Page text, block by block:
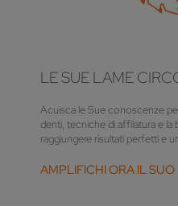
LE SUE LAME
Acuisca le Sue conoscenze
denti, tecniche di affilatura e la
raggiungere risultati perfetti e
AMPLIFICHI ORA IL